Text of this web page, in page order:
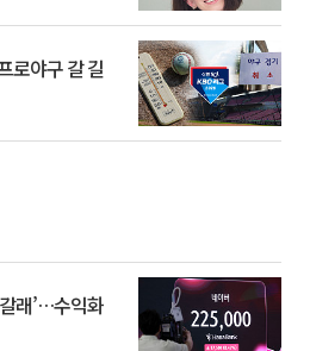
로야구 갈 길
래’…수익화